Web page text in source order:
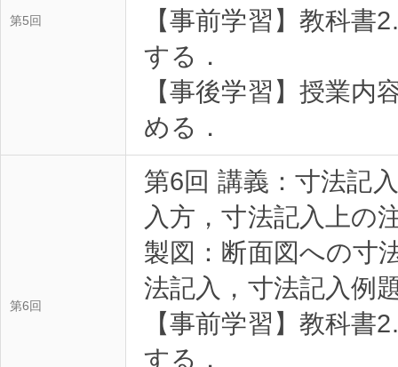
第5回
【事前学習】教科書
する．
【事後学習】授業
める．
第6回
第6回 講義：寸法記
入方，寸法記入上の
製図：断面図への寸
法記入，寸法記入例
【事前学習】教科書
する．